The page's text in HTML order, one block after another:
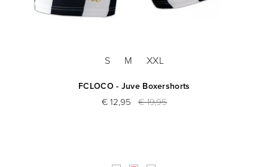
S M XXL
FCLOCO - Juve Boxershorts
€ 12,95 € 19,95